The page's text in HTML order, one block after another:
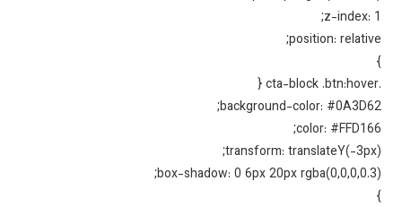
z-index:
position:
background-color:
color:
transform: translateY(-
box-shadow: 0 6px 20px